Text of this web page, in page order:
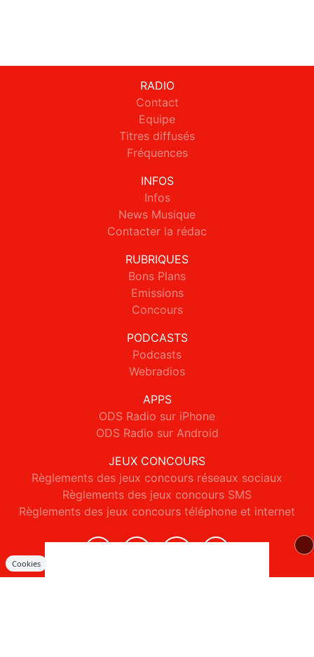
RADIO
Contact
Equipe
Titres diffusés
Fréquences
INFOS
Infos
News Musique
Contacter la rédac
RUBRIQUES
Bons Plans
Emissions
Concours
PODCASTS
Podcasts
Webradios
APPS
ODS Radio sur iPhone
ODS Radio sur Android
JEUX CONCOURS
Règlements des jeux concours réseaux sociaux
Règlements des jeux concours SMS
Règlements des jeux concours téléphone et internet
Cookies